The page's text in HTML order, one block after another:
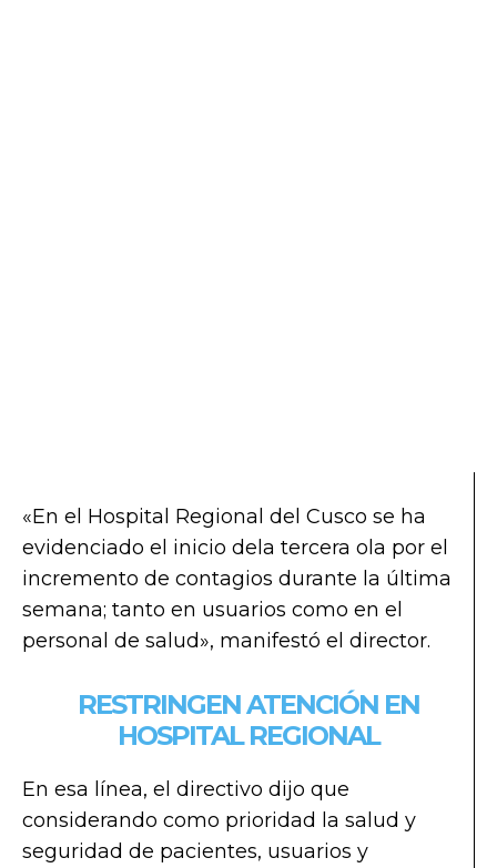
«En el Hospital Regional del Cusco se ha
evidenciado el inicio dela tercera ola por el
incremento de contagios durante la última
semana; tanto en usuarios como en el
personal de salud», manifestó el director.
RESTRINGEN ATENCIÓN EN
HOSPITAL REGIONAL
En esa línea, el directivo dijo que
considerando como prioridad la salud y
seguridad de pacientes, usuarios y